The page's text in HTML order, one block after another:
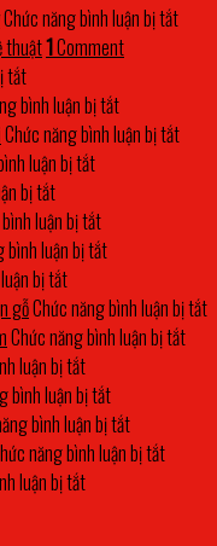
Chức năng bình luận bị tắtở
cổng
thuật1Comment
tắtở
Gía
cổng
sắt
cnc
bình luận bị tắtở
Báo
lực
Chức năng bình luận bị tắtở
bảo
vệ
luận bị tắtở
giá
làm
bồn
nước
bị tắtở
Báo
giá
hàng
rào
sắt
luận bị tắtở
Báo
hàng
rào
đúc
bình luận bị tắtở
giá
cửa
sắt
2
cánh
bị tắtở
Báo
giá
cửa
sắt
1
cánh
gỗChức năng bình luận bị tắtở
Chức năng bình luận bị tắtở
luận bị tắtở
Báo
giá
tay
vịn
bình luận bị tắtở
Báo
giá
bình luận bị tắtở
Báo
năng bình luận bị tắtở
luận bị tắtở